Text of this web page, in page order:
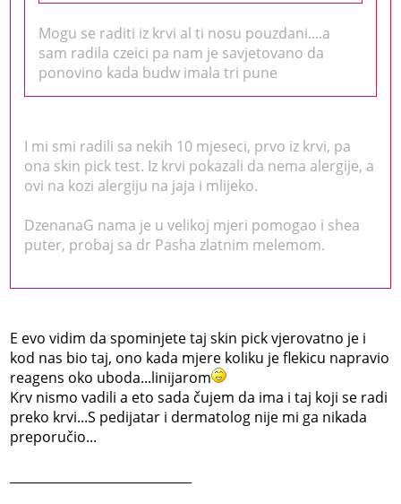
Mogu se raditi iz krvi al ti nosu pouzdani....a
sam radila czeici pa nam je savjetovano da
ponovino kada budw imala tri pune
I mi smi radili sa nekih 10 mjeseci, prvo iz krvi, pa
ona skin pick test. Iz krvi pokazali da nema alergije, a
ovi na kozi alergiju na jaja i mlijeko.
DzenanaG nama je u velikoj mjeri pomogao i shea
puter, probaj sa dr Pasha zlatnim melemom.
E evo vidim da spominjete taj skin pick vjerovatno je i
kod nas bio taj, ono kada mjere koliku je flekicu napravio
reagens oko uboda...linijarom
Krv nismo vadili a eto sada čujem da ima i taj koji se radi
preko krvi...S pedijatar i dermatolog nije mi ga nikada
preporučio...